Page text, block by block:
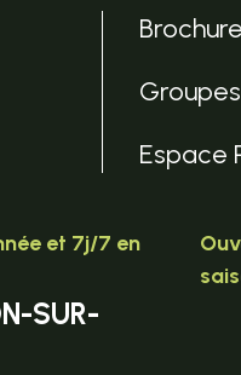
Groupes
Espace
et 7j/7 en
SUR-